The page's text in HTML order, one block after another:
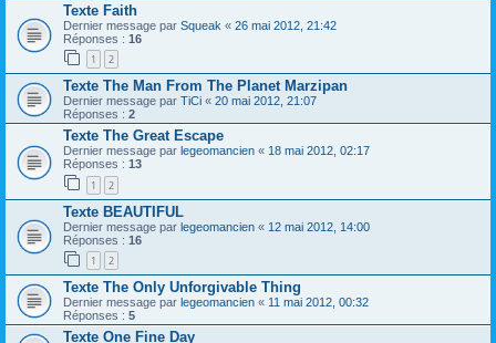
Texte Faith
Dernier message par Squeak « 26 mai 2012, 21:42
Réponses : 16
1 2
Texte The Man From The Planet Marzipan
Dernier message par TiCi « 20 mai 2012, 21:07
Réponses : 2
Texte The Great Escape
Dernier message par legeomancien « 18 mai 2012, 02:17
Réponses : 13
1 2
Texte BEAUTIFUL
Dernier message par legeomancien « 12 mai 2012, 14:00
Réponses : 16
1 2
Texte The Only Unforgivable Thing
Dernier message par legeomancien « 11 mai 2012, 00:32
Réponses : 5
Texte One Fine Day